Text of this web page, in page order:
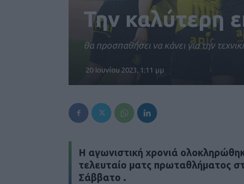
Την καλύτερη
θα προσπαθήσει να κάνει για την
20 Ιουνίου 2023, 1:11 μμ
H αγωνιστική χρονιά
τελευταίο ματς πρωταθλήματος
Σάββατο .